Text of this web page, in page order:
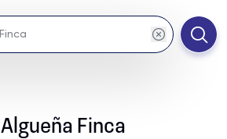
Algueña Finca